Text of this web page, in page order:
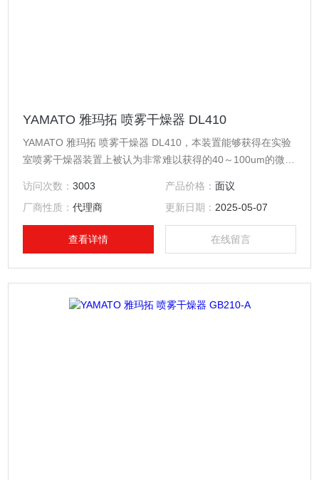
YAMATO 雅玛拓 喷雾干燥器 DL410
YAMATO 雅玛拓 喷雾干燥器 DL410，本装置能够获得在实验
室喷雾干燥器装置上被认为非常难以获得的40～100um的微粒
值样本实验、胶囊化的喷雾干燥法应用研究以及一般研究室里
传统干燥方法的代用方法。
访问次数：3003 产品价格： 面议
厂商性质：代理商 更新日期： 2025-05-07
查看详情 在线留言